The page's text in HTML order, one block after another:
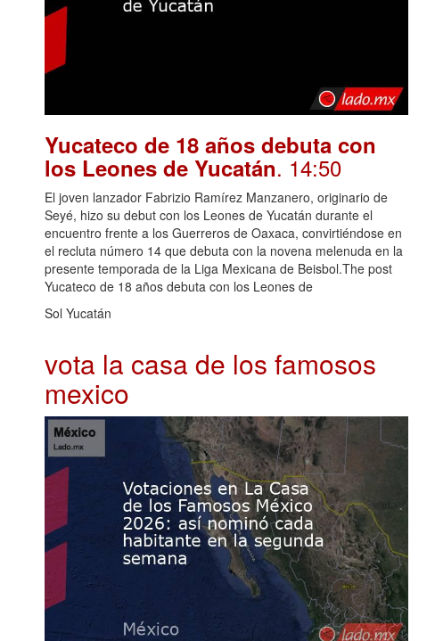
Yucateco de 18 años debuta con
los Leones de Yucatán. 14:50
El joven lanzador Fabrizio Ramírez Manzanero, originario de
Seyé, hizo su debut con los Leones de Yucatán durante el
encuentro frente a los Guerreros de Oaxaca, convirtiéndose en
el recluta número 14 que debuta con la novena melenuda en la
presente temporada de la Liga Mexicana de Beisbol.The post
Yucateco de 18 años debuta con los Leones de
Sol Yucatán
vota la casa de los famosos
mexico